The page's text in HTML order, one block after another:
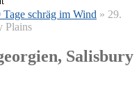
schräg im Wind » 29.
Plains
Salisbury